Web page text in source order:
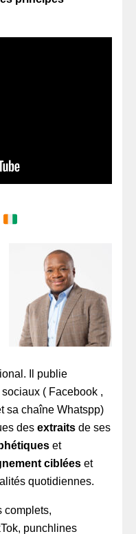
Il publie
( Facebook ,
sa chaîne Whatspp)
des extraits de ses
et
ciblées et
quotidiennes.
complets,
punchlines